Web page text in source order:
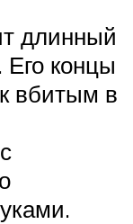
длинный
Его концы
вбитым в